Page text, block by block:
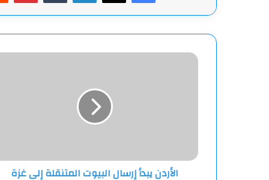
الأردن
الأردن يبدأ إرسال البيوت المتنقلة إلى غزة